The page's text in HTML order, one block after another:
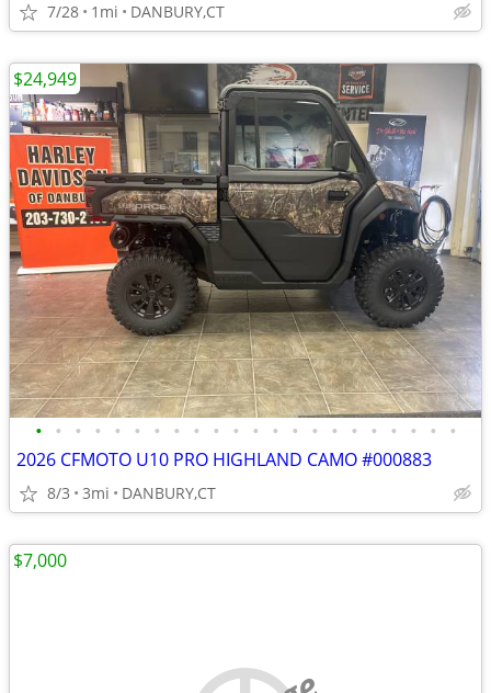
7/28 1mi DANBURY,CT
• • • • • • • • • • • • • • • • • • • • • •
2026 CFMOTO U10 PRO HIGHLAND CAMO #000883
8/3 3mi DANBURY,CT
$24,949
$7,000